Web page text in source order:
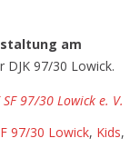
am
DJK 97/30 Lowick.
97/30 Lowick e. V.
97/30 Lowick, Kids,